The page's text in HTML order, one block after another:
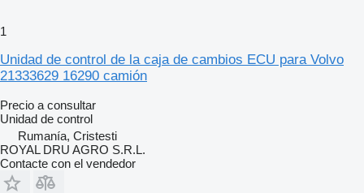
1
Unidad de control de la caja de cambios ECU para Volvo
21333629 16290 camión
Precio a consultar
Unidad de control
Rumanía, Cristesti
ROYAL DRU AGRO S.R.L.
Contacte con el vendedor